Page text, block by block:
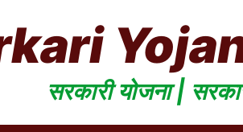
सरकारी योजना |